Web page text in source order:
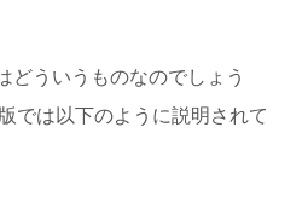
どういうものなのでしょう
では以下のように説明されて